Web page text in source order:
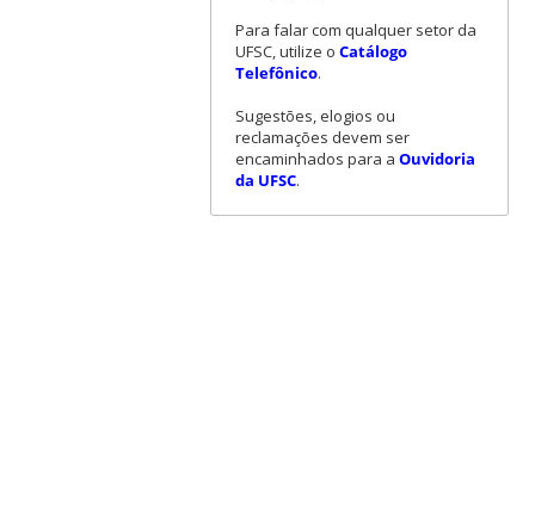
Para falar com qualquer setor da
UFSC, utilize o Catálogo
Telefônico.
Sugestões, elogios ou
reclamações devem ser
encaminhados para a Ouvidoria
da UFSC.